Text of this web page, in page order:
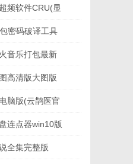
频软件CRU(显
率超频) 免费版
密码破译工具
包密码)
费版
音乐打包最新
高清版大图版
脑版(云鹊医官
户端) v12.3 最
连点器win10版
64位) v2.4 免
全集完整版